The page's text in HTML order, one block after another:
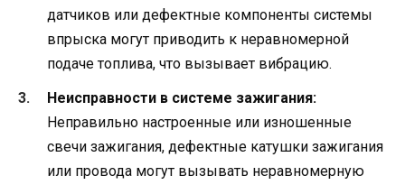
датчиков или дефектные компоненты системы
впрыска могут приводить к неравномерной
подаче топлива, что вызывает вибрацию.
Неисправности в системе зажигания:
Неправильно настроенные или изношенные
свечи зажигания, дефектные катушки зажигания
или провода могут вызывать неравномерную